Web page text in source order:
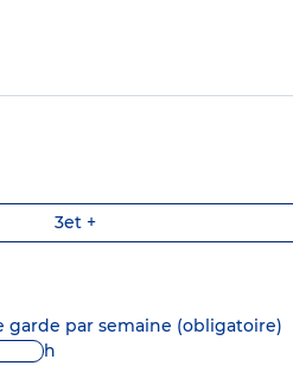
3et +
garde par semaine (obligatoire)
h